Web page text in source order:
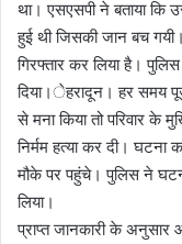
था। एसएसपी ने बताया
हुई थी जिसकी जान बच
गिरफ्तार कर लिया है।
दिया।ेहरादून। हर समय
से मना किया तो परिवार के
निर्मम हत्या कर दी। घटना
मौके पर पहुंचे। पुलिस ने
लिया।
प्राप्त जानकारी के अनुसार